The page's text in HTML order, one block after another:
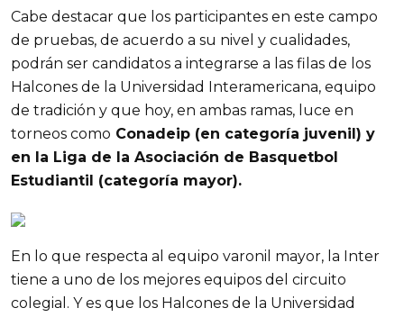
Cabe destacar que los participantes en este campo
de pruebas, de acuerdo a su nivel y cualidades,
podrán ser candidatos a integrarse a las filas de los
Halcones de la Universidad Interamericana, equipo
de tradición y que hoy, en ambas ramas, luce en
torneos como Conadeip (en categoría juvenil) y
en la Liga de la Asociación de Basquetbol
Estudiantil (categoría mayor).
En lo que respecta al equipo varonil mayor, la Inter
tiene a uno de los mejores equipos del circuito
colegial. Y es que los Halcones de la Universidad